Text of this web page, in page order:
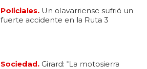
Policiales. Un olavarriense sufrió un
fuerte accidente en la Ruta 3
Sociedad. Girard: "La motosierra